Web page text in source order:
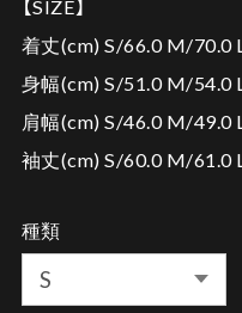
【SIZE】
着丈(cm) S/66.0 M/70.0
身幅(cm) S/51.0 M/54.0
肩幅(cm) S/46.0 M/49.0
袖丈(cm) S/60.0 M/61.0
種類